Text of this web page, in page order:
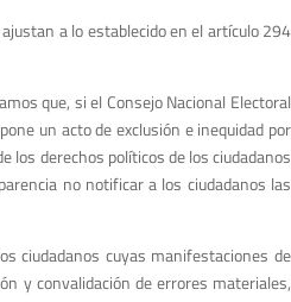
a lo establecido en el artículo 294
que, si el Consejo Nacional Electoral
un acto de exclusión e inequidad por
los derechos políticos de los ciudadanos
no notificar a los ciudadanos las
ciudadanos cuyas manifestaciones de
y convalidación de errores materiales,